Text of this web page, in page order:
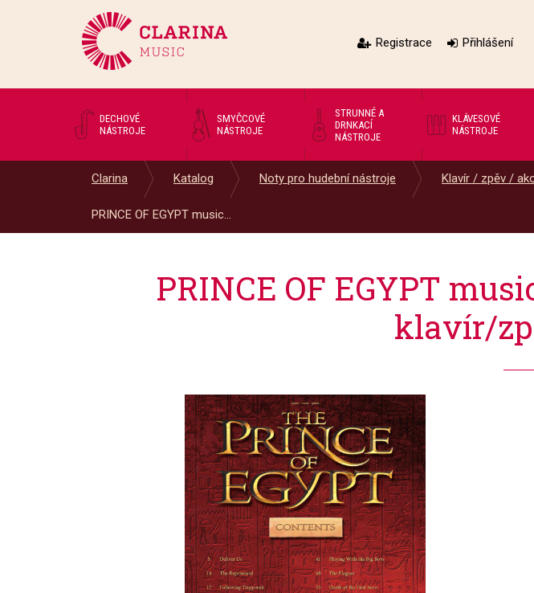
Registrace Přihlášení
DECHOVÉ
NÁSTROJE
SMYČCOVÉ
NÁSTROJE
STRUNNÉ A
DRNKACÍ
NÁSTROJE
KLÁVESOVÉ
NÁSTROJE
Clarina Katalog Noty pro hudební nástroje Klavír / zpěv /
PRINCE OF EGYPT music...
PRINCE OF EGYPT
klavír/